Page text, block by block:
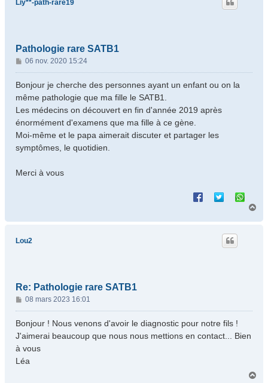
Liy**-path-rare19
Pathologie rare SATB1
M
e
s
s
g
e
06 nov. 2020 15:24
Bonjour je cherche des personnes ayant un enfant ou on la
même pathologie que ma fille le SATB1.
Les médecins on découvert en fin d'année 2019 après
énormément d'examens que ma fille à ce gène.
Moi-même et le papa aimerait discuter et partager les
symptômes, le quotidien.
Merci à vous
Lou2
Re: Pathologie rare SATB1
M
e
s
g
e
08 mars 2023 16:01
Bonjour ! Nous venons d'avoir le diagnostic pour notre fils !
J'aimerai beaucoup que nous nous mettions en contact... Bien
à vous
Léa